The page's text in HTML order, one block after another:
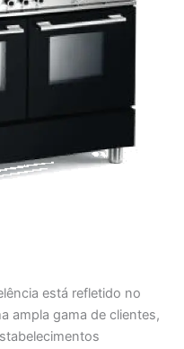
está refletido no
ampla gama de clientes,